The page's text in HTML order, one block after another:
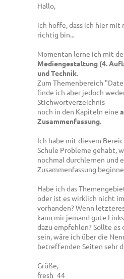
Hallo,
ich hoffe, dass ich hier mit
richtig bin...
Momentan lerne ich mit
Mediengestaltung (4.
und Technik.
Zum Themenbereich
finde ich aber jedoch
Stichwortverzeichnis
noch in den Kapiteln eine
Zusammenfassung.
Ich habe mit diesem
Schule Probleme gehabt,
nochmal durchlernen und
Zusammenfassung
Habe ich das
oder ist es wirklich nicht
vorhanden? Wenn
kann mir jemand gute
dazu empfehlen? Sollte es
sein, wäre ich über die
betreffenden Seiten sehr
Grüße,
fresh_44